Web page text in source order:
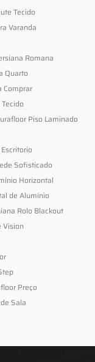
Tecido
Varanda
Romana
Quarto
Comprar
Piso Laminado
Sofisticado
Horizontal
de Alumínio
Rolo Blackout
Vision
Preço
Sala